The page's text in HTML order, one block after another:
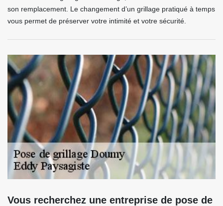
son remplacement. Le changement d’un grillage pratiqué à temps
vous permet de préserver votre intimité et votre sécurité.
Vous recherchez une entreprise de pose de